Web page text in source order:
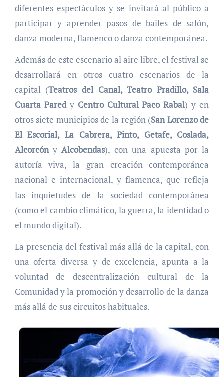
diferentes espectáculos y se invitará al público a
participar y aprender pasos de bailes de salón,
danza moderna, flamenco o danza contemporánea.
Además de este escenario al aire libre, el festival se
desarrollará en otros cuatro escenarios de la
capital (Teatros del Canal, Teatro Pradillo, Sala
Cuarta Pared yCentro Cultural Paco Rabal) y en
otros siete municipios de la región (San Lorenzo de
El Escorial, La Cabrera, Pinto, Getafe, Coslada,
Alcorcóny Alcobendas), con una apuesta por la
autoría viva, la gran creación contemporánea
nacional e internacional, y flamenca, que refleja
las inquietudes de la sociedad contemporánea
(como el cambio climático, la guerra, la identidad o
el mundo digital).
La presencia del festival más allá de la capital, con
una oferta diversa y de excelencia, apunta a la
voluntad de descentralización cultural de la
Comunidad y la promoción y desarrollo de la danza
más allá de sus circuitos habituales.